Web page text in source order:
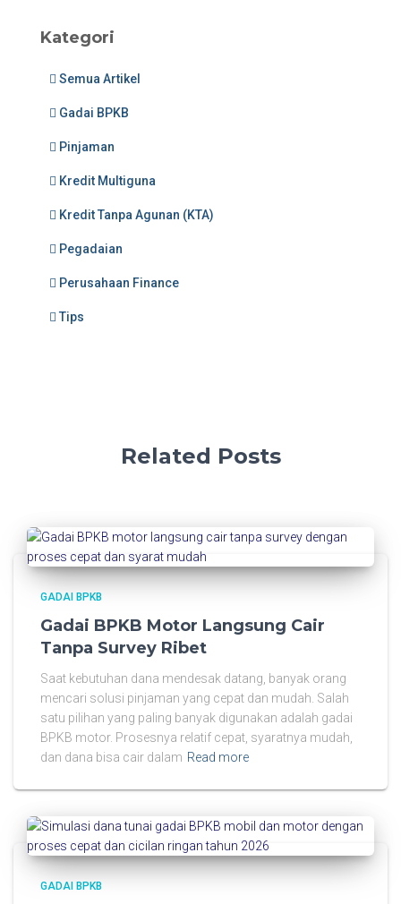
Kategori
Semua Artikel
Gadai BPKB
Pinjaman
Kredit Multiguna
Kredit Tanpa Agunan (KTA)
Pegadaian
Perusahaan Finance
Tips
Related Posts
GADAI BPKB
Gadai BPKB Motor Langsung Cair
Tanpa Survey Ribet
Saat kebutuhan dana mendesak datang, banyak orang
mencari solusi pinjaman yang cepat dan mudah. Salah
satu pilihan yang paling banyak digunakan adalah gadai
BPKB motor. Prosesnya relatif cepat, syaratnya mudah,
dan dana bisa cair dalam Read more
GADAI BPKB